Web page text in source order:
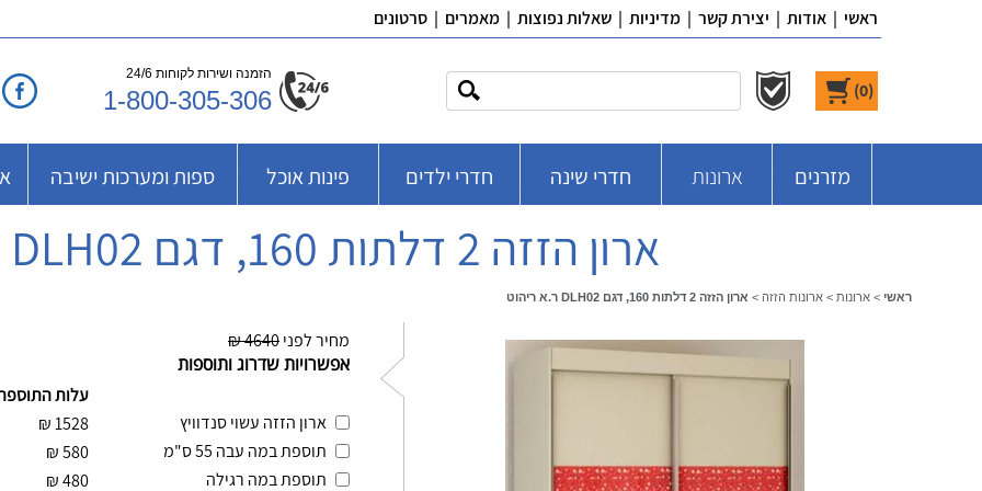
ראשי | אודות | יצירת קשר | מדיניות | שאלות נפוצות | מאמרים | סרטונים
(
0
)
הזמנה ושירות לקוחות 24/6
1-800-305-306
מזרנים ארונות חדרי שינה חדרי ילדים פינות אוכל ספות ומערכות ישיבה
ארון הזזה 2 דלתות 160, דגם DLH02 ר.א ריהוט
ראשי > ארונות > ארונות הזזה > ארון הזזה 2 דלתות 160, דגם DLH02 ר.א ריהוט
מחיר לפני4640 ₪
אפשרויות שדרוג ותוספות
עלות
ארון הזזה עשוי סנדוויץ
1528
₪
תוספת במה עבה 55 ס"מ
580
₪
תוספת במה רגילה
480
₪